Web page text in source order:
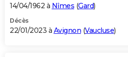
14/04/1962 à Nîmes (Gard)
Décès
22/01/2023 à Avignon (Vaucluse)